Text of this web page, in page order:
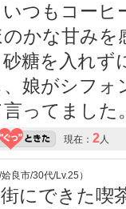
つもコー
かな甘み
糖を入れず
、娘がシフ
ってました
現在： 2人
良市/30代/Lv.25）
にできた喫